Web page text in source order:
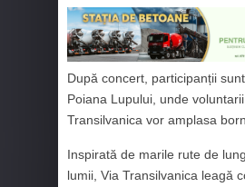
După concert, participanții
Poiana Lupului, unde
Transilvanica vor amplasa
Inspirată de marile rute de
lumii, Via Transilvanica leagă